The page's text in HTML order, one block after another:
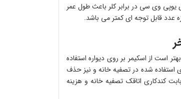
یوپی وی سی در برابر کلر باعث طول عمر
عدد قابل توجه ای کمتر می باشد.
است از اسکیمر بر روی دیواره استفاده
استفاده شده در تصفیه خانه و نیز حذف
کندکاری اتاقک تصفیه خانه و هزینه